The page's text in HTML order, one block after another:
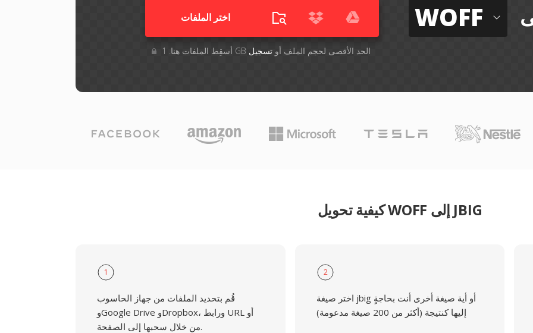
اختر الملفات
أسقِط الملفات هنا. 1 GB الحد الأقصى لحجم الملف أوتسجيل
WOFF
كيفية تحويل WOFF إلى JBIG
1
قُم بتحديد الملفات من جهاز الحاسوب
وGoogle Drive وDropbox، ورابط URL أو
من خلال سحبها إلى الصفحة.
2
اختر صيغة jbig أو أية صيغة أخرى أنت بحاجةٍ
إليها كنتيجة (أكثر من 200 صيغة مدعومة)